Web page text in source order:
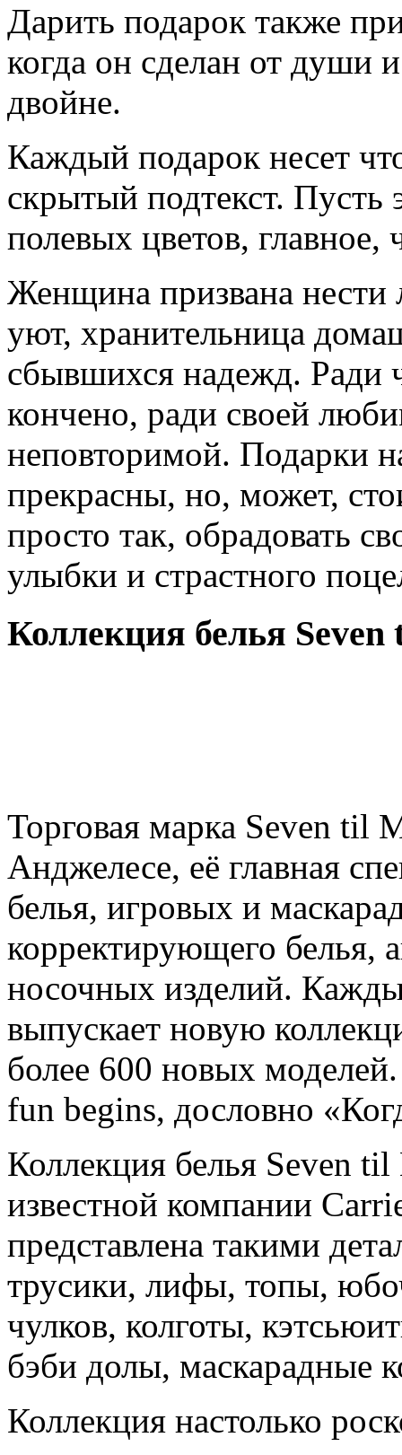
Дарить подарок также
когда он сделан от души
двойне.
Каждый подарок несет
скрытый подтекст. Пусть
полевых цветов,
Женщина призвана нести
уют, хранительница
сбывшихся надежд. Ради
кончено, ради своей
неповторимой. Подарки
прекрасны, но, может,
просто так, обрадовать
улыбки и страстного
Коллекция белья
Торговая марка Seven til
Анджелесе, её главная
белья, игровых и
корректирующего белья,
носочных изделий.
выпускает новую
более 600 новых
fun begins, дословно
Коллекция белья Seven
известной компании
представлена такими
трусики, лифы, топы,
чулков, колготы,
бэби долы, маскарадные
Коллекция настолько